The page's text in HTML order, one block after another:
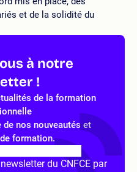
et de la solidité du
à notre
!
de la formation
de nos nouveautés et
formation.
du CNFCE par